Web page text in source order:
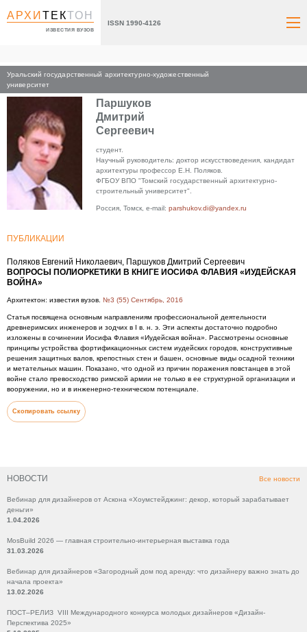
АРХИТЕКТОН
ИЗВЕСТИЯ ВУЗОВ
ISSN 1990-4126
Уральский государственный архитектурно-художественный
университет
НОВОСТИ Все новости
Вебинар для дизайнеров от Аскона «Хоумстейджинг: декор, который зарабатывает
деньги»
1.04.2026
MosBuild 2026 — главная строительно-интерьерная выставка года
31.03.2026
Вебинар для дизайнеров «Загородный дом под аренду: что дизайнеру важно знать до
начала проекта»
13.02.2026
ПОСТ–РЕЛИЗ VIII Международного конкурса молодых дизайнеров «Дизайн-
Перспектива 2025»
Главная
Паршуков
Дмитрий
Сергеевич
cтудент.
Научный руководитель: доктор искусствоведения, кандидат
архитектуры профессор Е.Н. Поляков.
ФГБОУ ВПО "Томский государственный архитектурно-
строительный университет".
Россия, Томск, e-mail: parshukov.di@yandex.ru
ПУБЛИКАЦИИ
Поляков Евгений Николаевич, Паршуков Дмитрий Сергеевич
ВОПРОСЫ ПОЛИОРКЕТИКИ В КНИГЕ ИОСИФА ФЛАВИЯ «ИУДЕЙСКАЯ
ВОЙНА»
Архитектон: известия вузов. №3 (55) Сентябрь, 2016
Статья посвящена основным направлениям профессиональной деятельности
древнеримских инженеров и зодчих в I в. н. э. Эти аспекты достаточно подробно
изложены в сочинении Иосифа Флавия «Иудейская война». Рассмотрены основные
принципы устройства фортификационных систем иудейских городов, конструктивные
решения защитных валов, крепостных стен и башен, основные виды осадной техники
и метательных машин. Показано, что одной из причин поражения повстанцев в этой
войне стало превосходство римской армии не только в ее структурной организации и
вооружении, но и в инженерно-техническом потенциале.
Скопировать ссылку